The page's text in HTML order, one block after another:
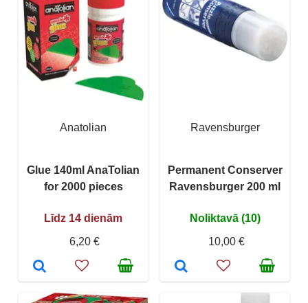
Anatolian
Glue 140ml AnaTolian
for 2000 pieces
Līdz 14 dienām
6,20 €
Ravensburger
Permanent Conserver
Ravensburger 200 ml
Noliktavā (10)
10,00 €